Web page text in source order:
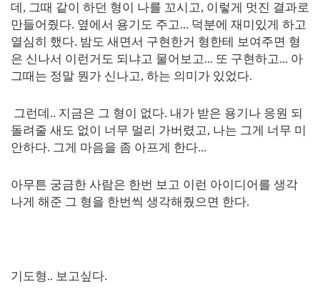
데, 그때 같이 하던 형이 나를 꼬시고, 이렇게 멋진 결과로
만들어줬다. 옆에서 용기도 주고... 덕분에 재미있게 하고
열심히 했다. 밤도 새면서 구현한거 형한테 보여주면 형
은 신나서 이런거도 되냐고 물어보고... 또 구현하고... 아
그때는 정말 뭔가 신나고, 하는 의미가 있었다.
그런데.. 지금은 그 형이 없다. 내가 받은 용기나 응원 되
돌려줄 새도 없이 너무 멀리 가버렸고, 나는 그게 너무 미
안하다. 그게 마음을 좀 아프게 한다...
아무튼 궁금한 사람은 한번 보고 이런 아이디어를 생각
나게 해준 그 형을 한번씩 생각해줬으면 한다.
기도형.. 보고싶다.